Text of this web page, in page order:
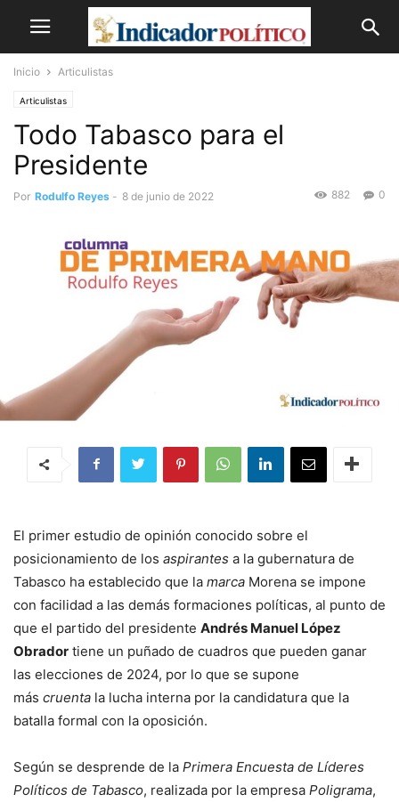
Inicio Articulistas
Articulistas
Todo Tabasco para el
Presidente
Por Rodulfo Reyes - 8 de junio de 2022 0
882
El primer estudio de opinión conocido sobre el
posicionamiento de los aspirantes a la gubernatura de
Tabasco ha establecido que la marca Morena se impone
con facilidad a las demás formaciones políticas, al punto de
que el partido del presidente Andrés Manuel López
Obrador tiene un puñado de cuadros que pueden ganar
las elecciones de 2024, por lo que se supone
más cruenta la lucha interna por la candidatura que la
batalla formal con la oposición.
Según se desprende de la Primera Encuesta de Líderes
Políticos de Tabasco, realizada por la empresa Poligrama,